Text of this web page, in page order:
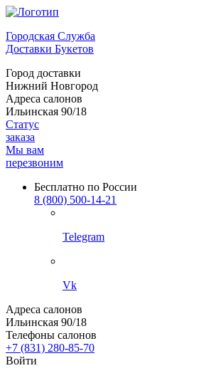
Городская Служба
Доставки Букетов
Город доставки
Нижний Новгород
Адреса салонов
Ильинская 90/18
Статус
заказа
Мы вам
перезвоним
Бесплатно по России
8 (800) 500-14-21
Telegram
Vk
Адреса салонов
Ильинская 90/18
Телефоны салонов
+7 (831) 280-85-70
Войти